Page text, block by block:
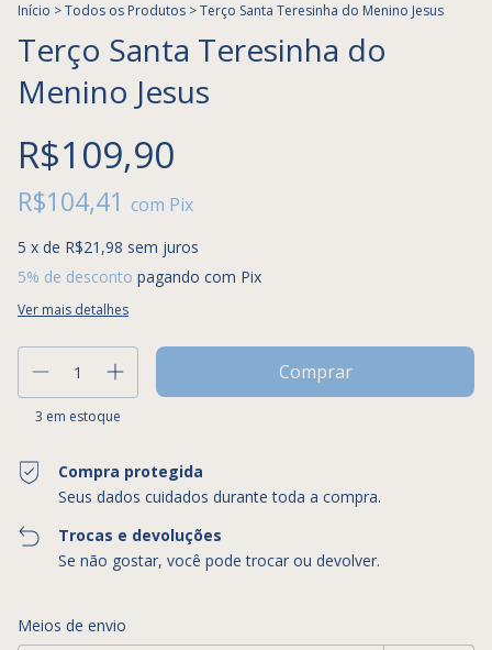
Início >Todos os Produtos >Terço Santa Teresinha do Menino Jesus
Terço Santa Teresinha do
Menino Jesus
R$109,90
R$104,41 com Pix
5 x de R$21,98 sem juros
5% de desconto pagando com Pix
Ver mais detalhes
3 em estoque
Compra protegida
Seus dados cuidados durante toda a compra.
Trocas e devoluções
Se não gostar, você pode trocar ou devolver.
Entregas para o CEP:
Meios de envio